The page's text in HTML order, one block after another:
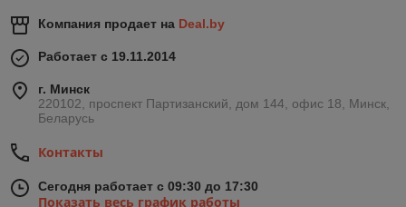
Компания продает на Deal.by
Работает с 19.11.2014
г. Минск
220102, проспект Партизанский, дом 144, офис 18, Минск,
Беларусь
Контакты
Сегодня работает с 09:30 до 17:30
Показать весь график работы